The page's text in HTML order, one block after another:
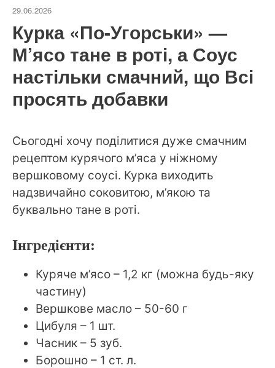
29.06.2026
Курка «По-Угорськи» —
М’ясо тане в роті, а Соус
настільки смачний, що Всі
просять добавки
Сьогодні хочу поділитися дуже смачним
рецептом курячого м’яса у ніжному
вершковому соусі. Курка виходить
надзвичайно соковитою, м’якою та
буквально тане в роті.
Інгредієнти:
Куряче м’ясо – 1,2 кг (можна будь-яку
частину)
Вершкове масло – 50-60 г
Цибуля – 1 шт.
Часник – 5 зуб.
Борошно – 1 ст. л.